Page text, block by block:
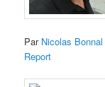
Par Nicolas Bonnal
Report